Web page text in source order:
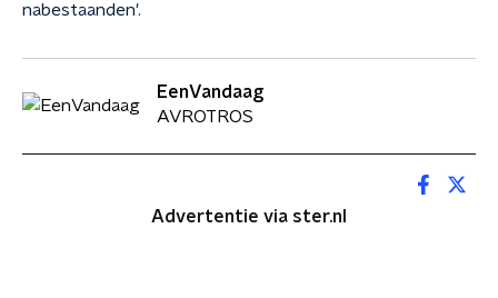
nabestaanden'.
EenVandaag
AVROTROS
Advertentie via ster.nl